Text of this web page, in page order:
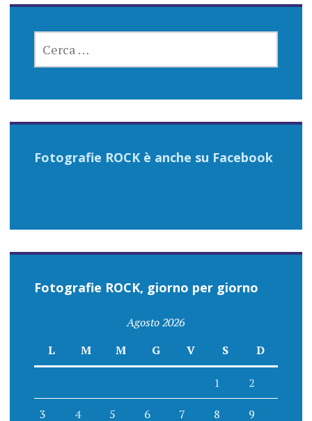
PER:
Fotografie ROCK è anche su Facebook
Fotografie ROCK, giorno per giorno
Agosto 2026
L
M M G V S D
1 2
3 4 5 6 7 8 9